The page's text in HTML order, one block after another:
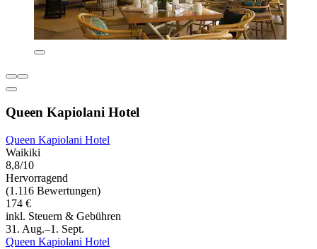
Queen Kapiolani Hotel
Queen Kapiolani Hotel
Waikiki
8,8/10
Hervorragend
(1.116 Bewertungen)
174 €
inkl. Steuern & Gebühren
31. Aug.–1. Sept.
Queen Kapiolani Hotel